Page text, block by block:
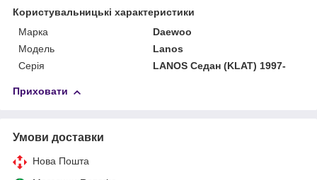
Користувальницькі характеристики
Марка
Daewoo
Модель
Lanos
Серія
LANOS Седан (KLAT) 1997-
Приховати
Умови доставки
Нова Пошта